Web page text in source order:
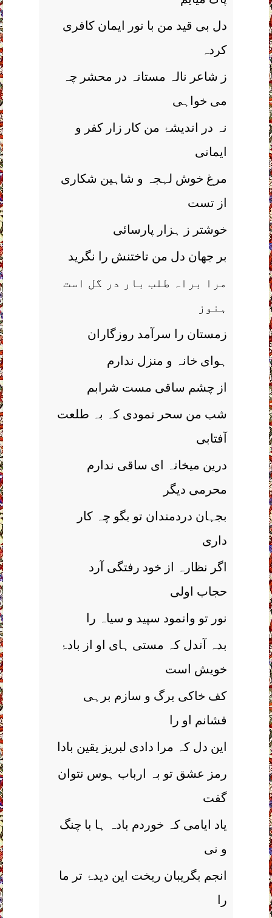
دل بی قید من با نور ایمان کافری
کردہ
ز شاعر نالہ مستانہ در محشر چہ
می خواہی
نہ در اندیشۂ من کار زار کفر و
ایمانی
مرغ خوش لہجہ و شاہین شکاری
از تست
خوشتر ز ہزار پارسائی
بر جھان دل من تاختنش را نگرید
مرا براہ طلب بار در گل است
ہنوز
زمستان را سرآمد روزگاران
ہوای خانہ و منزل ندارم
از چشم ساقی مست شرابم
شب من سحر نمودی کہ بہ طلعت
آفتابی
درین میخانہ ای ساقی ندارم
محرمی دیگر
بجہان دردمندان تو بگو چہ کار
داری
اگر نظارہ از خود رفتگی آرد
حجاب اولی
نور تو وانمود سپید و سیاہ را
بدہ آندل کہ مستی ہای او از بادۂ
خویش است
کف خاکی برگ و سازم برہی
فشانم او را
این دل کہ مرا دادی لبریز یقین بادا
رمز عشق تو بہ ارباب ہوس نتوان
گفت
یاد ایامی کہ خوردم بادہ ہا با چنگ
و نی
انجم بگریبان ریخت این دیدۂ تر ما
را